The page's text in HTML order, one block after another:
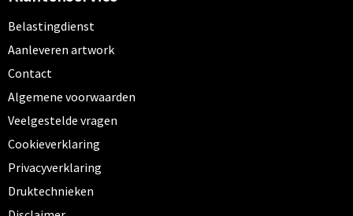
Belastingdienst
Aanleveren artwork
Contact
Algemene voorwaarden
Veelgestelde vragen
Cookieverklaring
Privacyverklaring
Druktechnieken